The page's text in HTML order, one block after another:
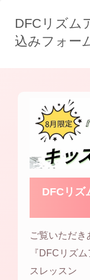
DFCリズム
込みフォー
DFCリズ
ご覧いただき
『DFCリズ
スレッスン